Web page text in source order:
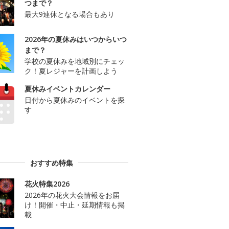
つまで？
最大9連休となる場合もあり
2026年の夏休みはいつからいつ
まで？
学校の夏休みを地域別にチェッ
ク！夏レジャーを計画しよう
夏休みイベントカレンダー
日付から夏休みのイベントを探
す
おすすめ特集
花火特集2026
2026年の花火大会情報をお届
け！開催・中止・延期情報も掲
載